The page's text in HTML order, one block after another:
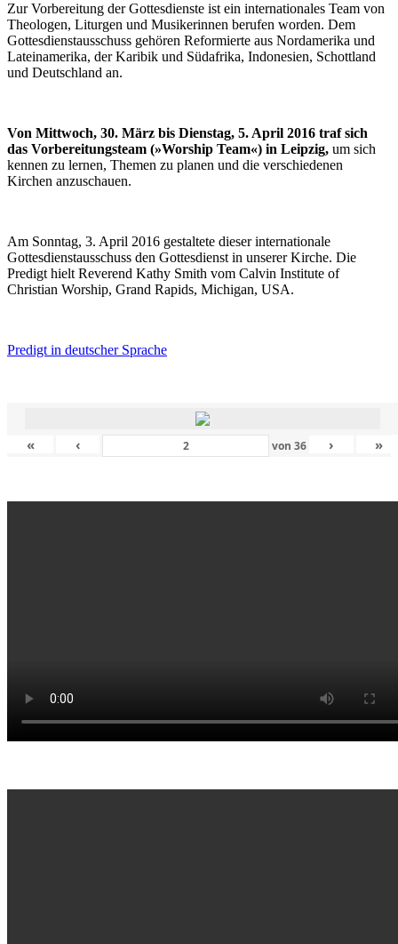
Zur Vorbereitung der Gottesdienste ist ein internationales Team von
Theologen, Liturgen und Musikerinnen berufen worden. Dem
Gottesdienstausschuss gehören Reformierte aus Nordamerika und
Lateinamerika, der Karibik und Südafrika, Indonesien, Schottland
und Deutschland an.
Von Mittwoch, 30. März bis Dienstag, 5. April 2016 traf sich
das Vorbereitungsteam (»Worship Team«) in Leipzig, um sich
kennen zu lernen, Themen zu planen und die verschiedenen
Kirchen anzuschauen.
Am Sonntag, 3. April 2016 gestaltete dieser internationale
Gottesdienstausschuss den Gottesdienst in unserer Kirche. Die
Predigt hielt Reverend Kathy Smith vom Calvin Institute of
Christian Worship, Grand Rapids, Michigan, USA.
Predigt in deutscher Sprache
« ‹ von36 › »